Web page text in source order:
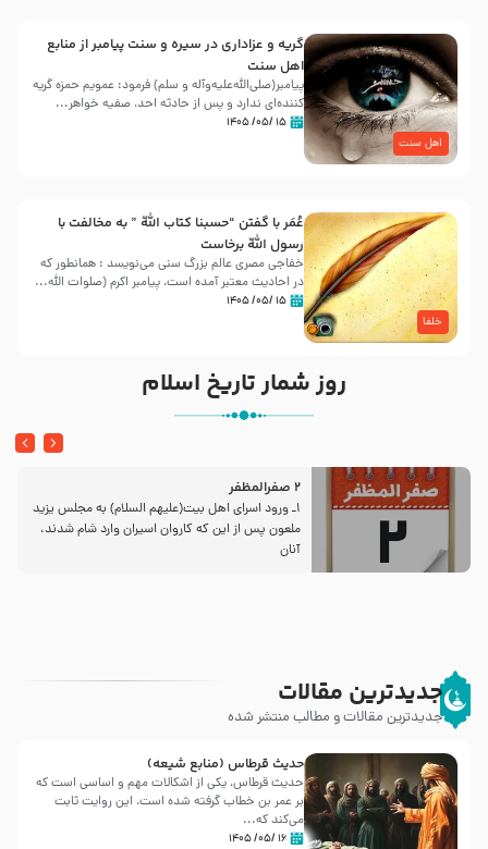
اهل سنت
گریه و عزاداری در سیره و سنت پیامبر از منابع
اهل سنت
پیامبر(صلی‌الله‌علیه‌وآله و سلم) فرمود: عمویم حمزه گریه
کننده‌ای ندارد و پس از حادثه احد، صفیه خواهر...
۱۵ /۰۵/ ۱۴۰۵
خلفا
عُمَر با گفتن “حسبنا كتاب اللّه ” به مخالفت با
رسول اللّه برخاست
خفاجی مصری عالم بزرگ سنی می‌نویسد : همانطور که
در احادیث معتبر آمده است، پیامبر اکرم (صلوات اللّه...
۱۵ /۰۵/ ۱۴۰۵
روز شمار تاریخ اسلام
2 صفرالمظفر
1ـ ورود اسراى اهل بیت‌(علیهم السلام) به مجلس یزید
ملعون پس از این كه كاروان اسیران وارد شام شدند،
آنان
جدیدترین مقالات
جدیدترین مقالات و مطالب منتشر شده
حدیث قرطاس (منابع شیعه)
حدیث قرطاس، یکی از اشکالات مهم و اساسی است که
بر عمر بن خطاب گرفته شده است، این روایت ثابت
می‌کند که...
۱۶ /۰۵/ ۱۴۰۵